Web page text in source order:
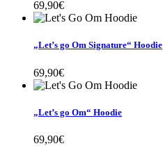
69,90€
„Let’s go Om Signature“ Hoodie
69,90€
„Let’s go Om“ Hoodie
69,90€